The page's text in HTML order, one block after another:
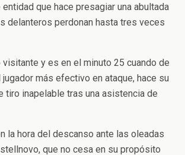
que hace presagiar una abultada
delanteros perdonan hasta tres veces
y es en el minuto 25 cuando de
más efectivo en ataque, hace su
tiro inapelable tras una asistencia de
la hora del descanso ante las oleadas
que no cesa en su propósito